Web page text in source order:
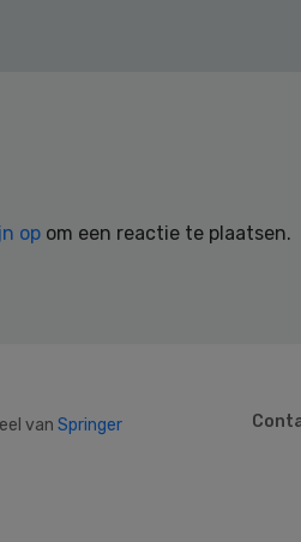
op om een reactie te plaatsen.
van Springer